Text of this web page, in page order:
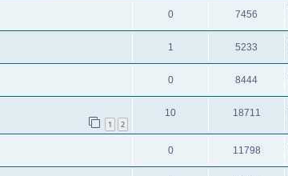
0 7456
1 5233
0 8444
1 2
10 18711
0 11798